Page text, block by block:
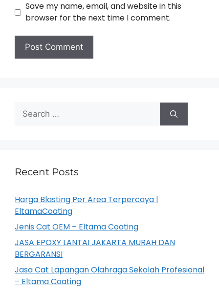
Save my name, email, and website in this
browser for the next time I comment.
Recent Posts
Harga Blasting Per Area Terpercaya |
EltamaCoating
Jenis Cat OEM – Eltama Coating
JASA EPOXY LANTAI JAKARTA MURAH DAN
BERGARANSI
Jasa Cat Lapangan Olahraga Sekolah Profesional
– Eltama Coating